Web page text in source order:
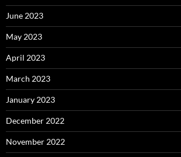
June 2023
May 2023
April 2023
March 2023
January 2023
December 2022
November 2022